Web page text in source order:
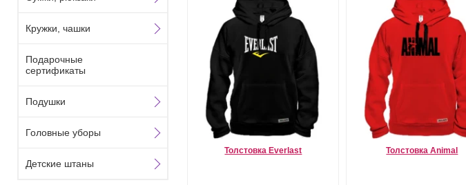
Толстовка Everlast Толстовка Animal
Кружки, чашки
Подарочные
сертификаты
Подушки
Головные уборы
Детские штаны